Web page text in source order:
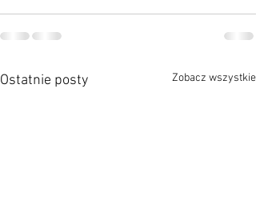
Ostatnie posty Zobacz wszystkie